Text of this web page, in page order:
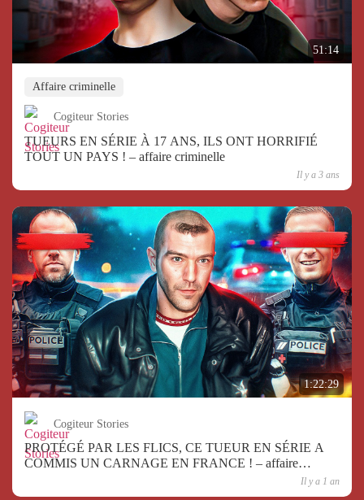
51:14
Affaire criminelle
Cogiteur Stories
TUEURS EN SÉRIE À 17 ANS, ILS ONT HORRIFIÉ
TOUT UN PAYS ! – affaire criminelle
Il y a 3 ans
1:22:29
Cogiteur Stories
PROTÉGÉ PAR LES FLICS, CE TUEUR EN SÉRIE A
COMMIS UN CARNAGE EN FRANCE ! – affaire
Il y a 1 an